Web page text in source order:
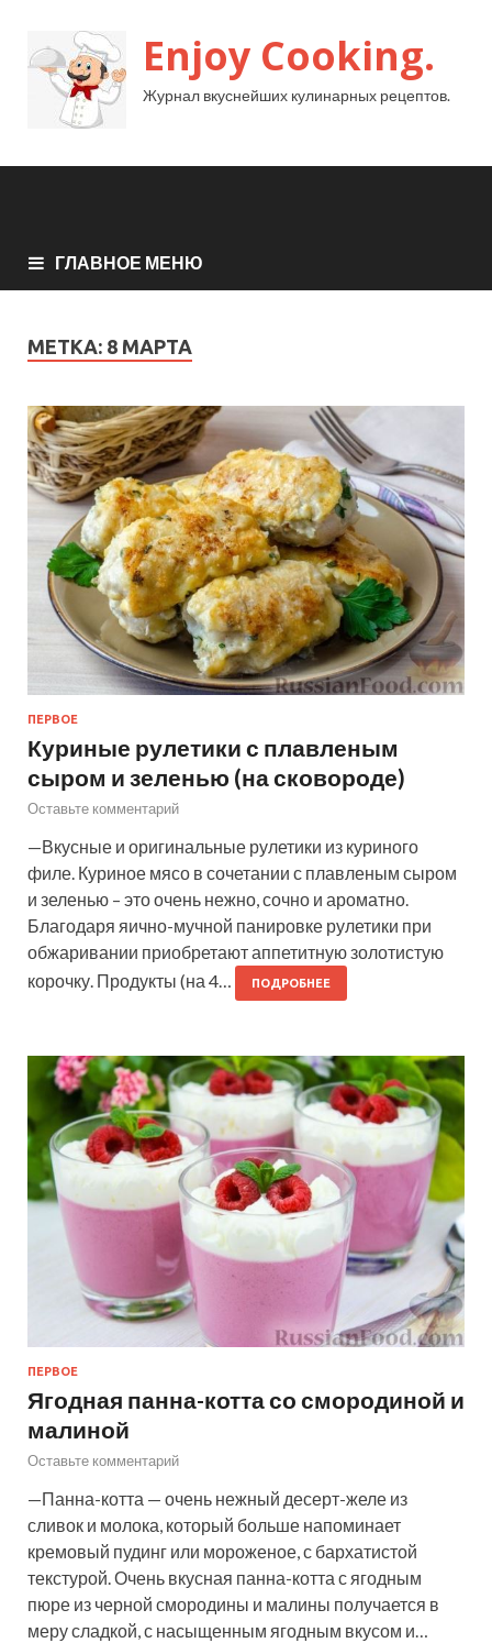
Enjoy Cooking.
Журнал вкуснейших кулинарных рецептов.
ГЛАВНОЕ МЕНЮ
МЕТКА: 8 МАРТА
ПЕРВОЕ
Куриные рулетики с плавленым
сыром и зеленью (на сковороде)
Оставьте комментарий
—Вкусные и оригинальные рулетики из куриного
филе. Куриное мясо в сочетании с плавленым сыром
и зеленью – это очень нежно, сочно и ароматно.
Благодаря яично-мучной панировке рулетики при
обжаривании приобретают аппетитную золотистую
корочку. Продукты (на 4…
ПОДРОБНЕЕ
ПЕРВОЕ
Ягодная панна-котта со смородиной и
малиной
Оставьте комментарий
—Панна-котта — очень нежный десерт-желе из
сливок и молока, который больше напоминает
кремовый пудинг или мороженое, с бархатистой
текстурой. Очень вкусная панна-котта с ягодным
пюре из черной смородины и малины получается в
меру сладкой, с насыщенным ягодным вкусом и…